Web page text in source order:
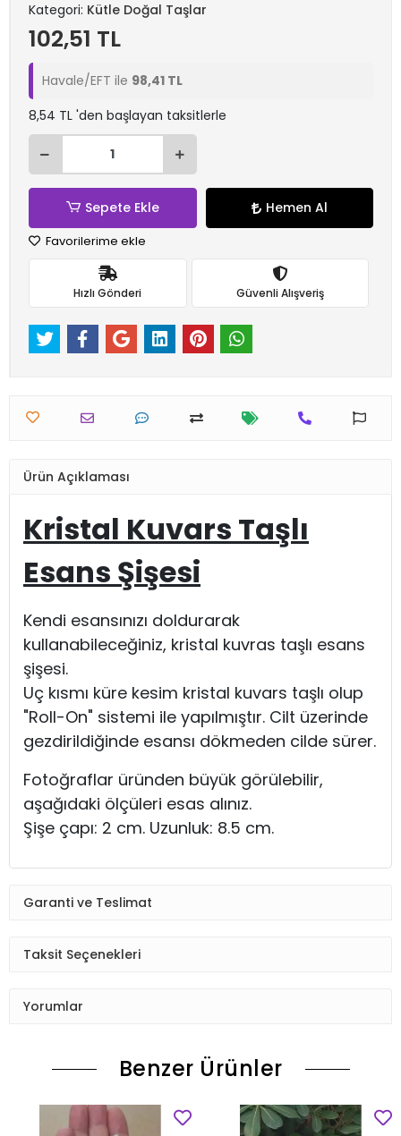
Kategori: Kütle Doğal Taşlar
102,51 TL
Havale/EFT ile 98,41 TL
8,54 TL 'den başlayan taksitlerle
Sepete Ekle Hemen Al
Favorilerime ekle
Hızlı Gönderi Güvenli Alışveriş
Ürün Açıklaması
Kristal Kuvars Taşlı
Esans Şişesi
Kendi esansınızı doldurarak
kullanabileceğiniz, kristal kuvras taşlı esans
şişesi.
Uç kısmı küre kesim kristal kuvars taşlı olup
"Roll-On" sistemi ile yapılmıştır. Cilt üzerinde
gezdirildiğinde esansı dökmeden cilde sürer.
Fotoğraflar üründen büyük görülebilir,
aşağıdaki ölçüleri esas alınız.
Şişe çapı: 2 cm. Uzunluk: 8.5 cm.
Garanti ve Teslimat
Taksit Seçenekleri
Yorumlar
Benzer Ürünler